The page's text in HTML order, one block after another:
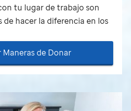
tu lugar de trabajo son
de hacer la diferencia en los
Maneras de Donar